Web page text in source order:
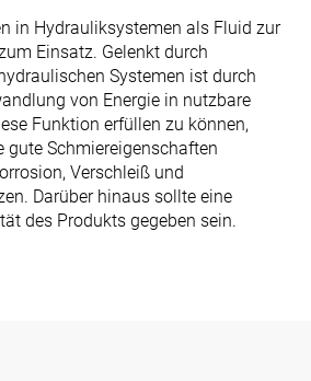
in Hydrauliksystemen als Fluid zur
Einsatz. Gelenkt durch
Systemen ist durch
von Energie in nutzbare
Funktion erfüllen zu können,
gute Schmiereigenschaften
Verschleiß und
Darüber hinaus sollte eine
des Produkts gegeben sein.